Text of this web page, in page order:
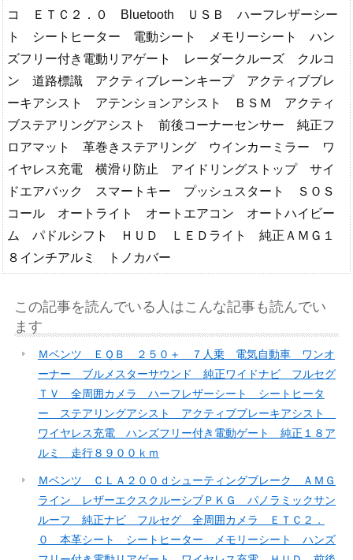
コ ＥＴＣ２．０ Bluetooth ＵＳＢ ハーフレザーシー
ト シートヒーター 電動シート メモリーシート ハン
ズフリー付き電動リアゲート レーダークルーズ クルコ
ン 道路標識 アクティブレーンキープ アクティブブレ
ーキアシスト アテンションアシスト ＢＳＭ アクティ
ブステアリングアシスト 前後コーナーセンサー 純正フ
ロアマット 革巻きステアリング ウインカーミラー ワ
イヤレス充電 横滑り防止 アイドリングストップ サイ
ドエアバック スマートキー プッシュスタート ＳＯＳ
コール オートライト オートエアコン オートハイビー
ム パドルシフト ＨＵＤ ＬＥＤライト 純正ＡＭＧ１
８インチアルミ トノカバー
この記事を読んでいる人はこんな記事も読んでい
ます
Ｍベンツ ＥＱＢ ２５０＋ ７人乗 電気自動車 ワンオ
ーナー ブルメスターサウンド 純正ワイドナビ フルセグ
ＴＶ 全周囲カメラ ハーフレザーシート シートヒータ
ー ステアリングアシスト アクティブブレーキアシスト
ワイヤレス充電 ハンズフリー付き電動ゲート 純正１８ア
ルミ 走行８９００ｋｍ
Ｍベンツ ＣＬＡ２００ｄシューティングブレーク ＡＭＧ
ライン レザーエクスクルーシブＰＫＧ パノラミックサン
ルーフ 純正ナビ フルセグ 全周囲カメラ ＥＴＣ２．
０ 本革シート シートヒーター メモリーシート ハンズ